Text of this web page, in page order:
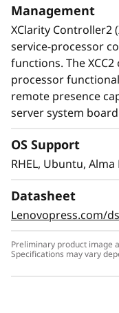
de refrigeración
refrigeración
aumentar el
de los
La
eficiencia al
hace posible
Management
XClarity Controller2
service-processor
functions. The
processor
remote presence
server system
OS Support
RHEL, Ubuntu, Alma
Datasheet
Lenovopress.com/
Preliminary product image
Specifications may vary